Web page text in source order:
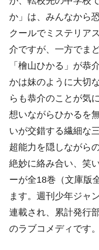
か」は、みんなから
クールでミステリア
介ですが、一方でま
「檜山ひかる」が恭
かは妹のように大切
らも恭介のことが気
想いながらひかるを
いが交錯する繊細な
超能力を隠しながら
絶妙に絡み合い、笑
ーが全18巻（文庫版
ます。週刊少年ジャ
連載され、累計発行
のラブコメディです。